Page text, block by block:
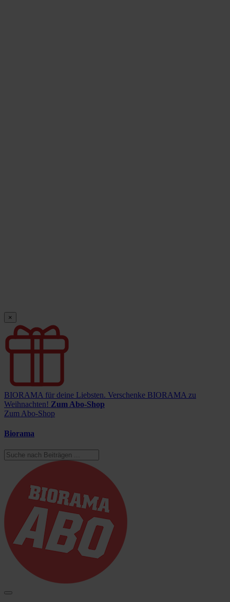
×
BIORAMA für deine Liebsten. Verschenke BIORAMA zu
Weihnachten! Zum Abo-Shop
Zum Abo-Shop
Biorama